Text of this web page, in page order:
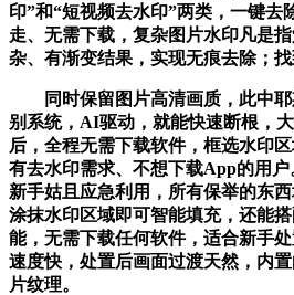
印”和“短视频去水印”两类，一键去
走、无需下载，复杂图片水印凡是
杂、有渐变结果，实现无痕去除；找
同时保留图片高清画质，此中耶
别系统，AI驱动，就能快速断根，
后，全程无需下载软件，框选水印
有去水印需求、不想下载App的用
新手姑且应急利用，所有保举的东
涂抹水印区域即可智能填充，还能
能，无需下载任何软件，适合新手
速度快，处置后画面过渡天然，内
片纹理。